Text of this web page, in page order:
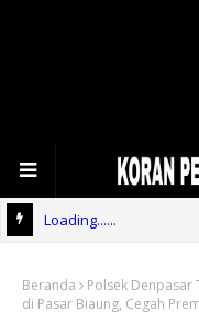
Loading......
Beranda
Polsek Denpasar
di Pasar Biaung, Cegah